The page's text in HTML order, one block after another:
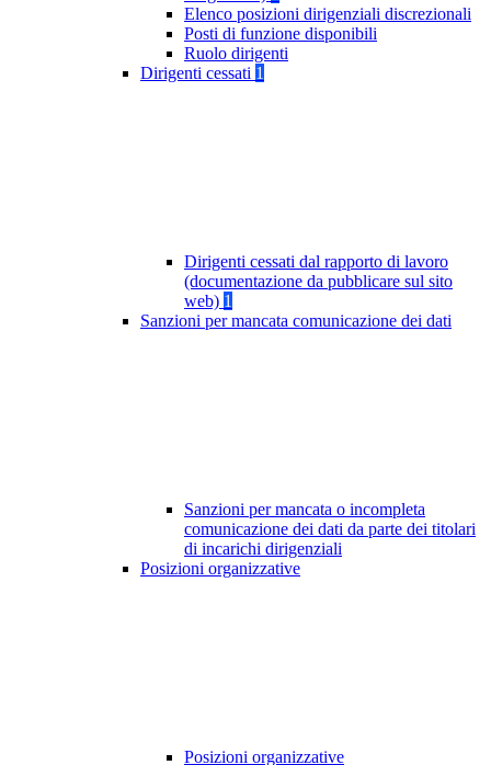
Elenco posizioni dirigenziali discrezionali
Posti di funzione disponibili
Ruolo dirigenti
Dirigenti cessati 1
Dirigenti cessati dal rapporto di lavoro
(documentazione da pubblicare sul sito
web) 1
Sanzioni per mancata comunicazione dei dati
Sanzioni per mancata o incompleta
comunicazione dei dati da parte dei titolari
di incarichi dirigenziali
Posizioni organizzative
Posizioni organizzative